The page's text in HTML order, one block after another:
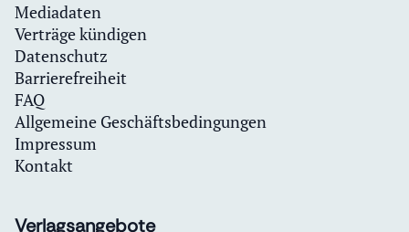
Mediadaten
Verträge kündigen
Datenschutz
Barrierefreiheit
FAQ
Allgemeine Geschäftsbedingungen
Impressum
Kontakt
Verlagsangebote